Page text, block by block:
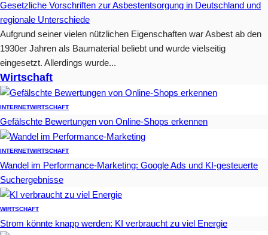
Gesetzliche Vorschriften zur Asbestentsorgung in Deutschland und
regionale Unterschiede
Aufgrund seiner vielen nützlichen Eigenschaften war Asbest ab den
1930er Jahren als Baumaterial beliebt und wurde vielseitig
eingesetzt. Allerdings wurde...
Wirtschaft
INTERNETWIRTSCHAFT
Gefälschte Bewertungen von Online-Shops erkennen
INTERNETWIRTSCHAFT
Wandel im Performance-Marketing: Google Ads und KI-gesteuerte
Suchergebnisse
WIRTSCHAFT
Strom könnte knapp werden: KI verbraucht zu viel Energie